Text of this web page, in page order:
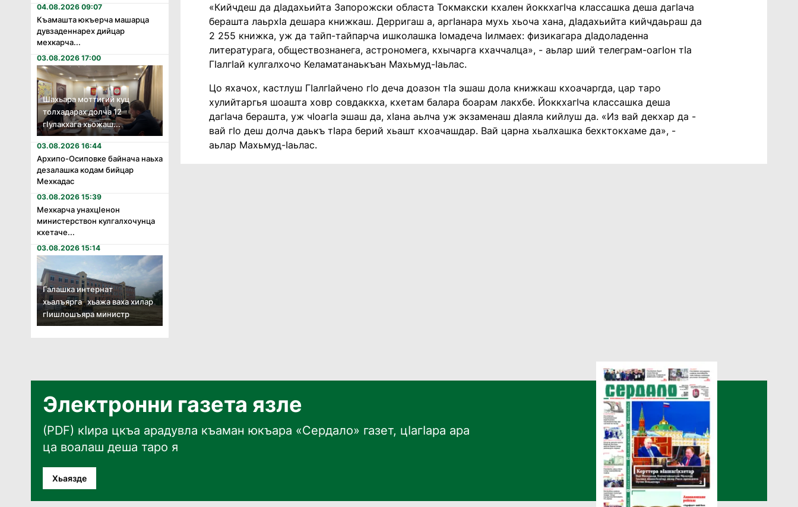
04.08.2026 09:07
Къамашта юкъерча машарца
дувзаденнарех дийцар
мехкарча...
03.08.2026 17:00
Шахьара моттигий куц
толхадарах долча 12
гӏулакхага хьожаш...
03.08.2026 16:44
Архипо-Осиповке байнача наьха
дезалашка кодам бийцар
Мехкадас
03.08.2026 15:39
Мехкарча унахцӏенон
министерствон кулгалхочунца
кхетаче...
03.08.2026 15:14
Галашка интернат
хьалъярга хьажа ваха хилар
гӏишлошъяра министр
«Кийчдеш да дӀадахьийта Запорожски областа Токмакски кхален йоккхагӀча классашка деша дагӀача
берашта лаьрхӀа дешара книжкаш. Дерригаш а, аргӀанара мухь хьоча хана, дӀадахьийта кийчдаьраш да
2 255 книжка, уж да тайп-тайпарча ишколашка Ӏомадеча Ӏилмаех: физикагара дӀадоладенна
литературага, обществознанега, астрономега, кхычарга кхаччалца», - аьлар ший телеграм-оагӀон тӀа
ГӀалгӀай кулгалхочо Келаматанаькъан Махьмуд-Ӏаьлас.
Цо яхачох, кастлуш ГӀалгӀайчено гӀо деча доазон тӀа эшаш дола книжкаш кхоачаргда, цар таро
хулийтаргья шоашта ховр совдаккха, кхетам балара боарам лакхбе. ЙоккхагӀча классашка деша
дагӀача берашта, уж чӀоагӀа эшаш да, хӀана аьлча уж экзаменаш дӀаяла кийлуш да. «Из вай декхар да -
вай гӀо деш долча даькъ тӀара берий хьашт кхоачашдар. Вай царна хьалхашка бехктокхаме да», -
аьлар Махьмуд-Ӏаьлас.
Электронни газета язле
(PDF) кӀира цкъа арадувла къаман юкъара «Сердало» газет, цӀагӀара ара
ца воалаш деша таро я
Хьаязде